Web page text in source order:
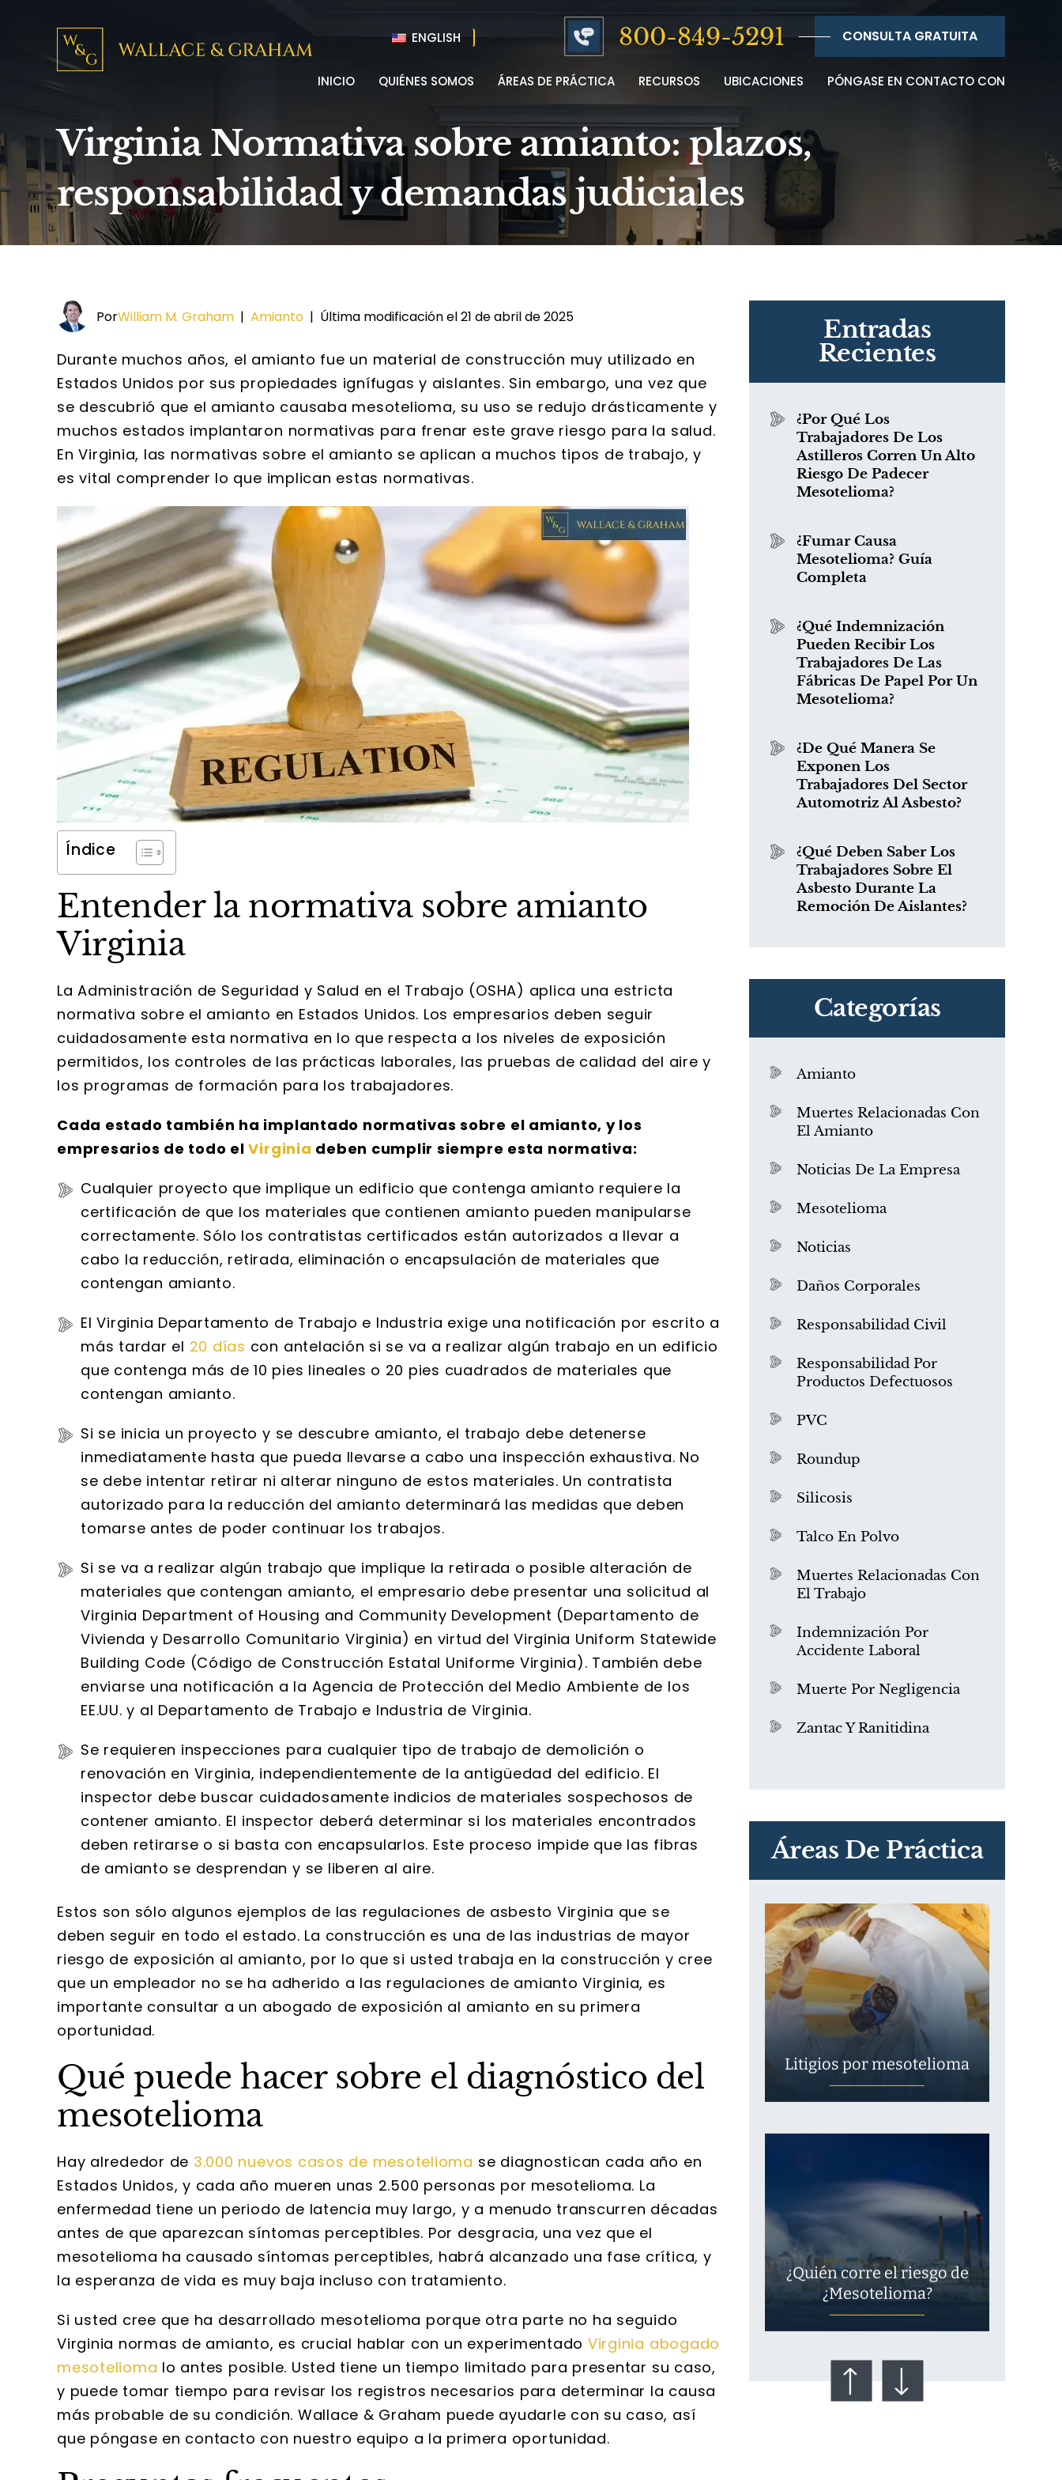
ENGLISH 800-849-5291 CONSULTA GRATUITA
INICIO QUIÉNES SOMOS ÁREAS DE PRÁCTICA RECURSOS UBICACIONES PÓNGASE EN CONTACTO CON
Virginia Normativa sobre amianto: plazos,
responsabilidad y demandas judiciales
PorWilliam M. Graham | Amianto | Última modificación el 21 de abril de 2025
Durante muchos años, el amianto fue un material de construcción muy utilizado en
Estados Unidos por sus propiedades ignífugas y aislantes. Sin embargo, una vez que
se descubrió que el amianto causaba mesotelioma, su uso se redujo drásticamente y
muchos estados implantaron normativas para frenar este grave riesgo para la salud.
En Virginia, las normativas sobre el amianto se aplican a muchos tipos de trabajo, y
es vital comprender lo que implican estas normativas.
Índice
Entender la normativa sobre amianto
Virginia
La Administración de Seguridad y Salud en el Trabajo (OSHA) aplica una estricta
normativa sobre el amianto en Estados Unidos. Los empresarios deben seguir
cuidadosamente esta normativa en lo que respecta a los niveles de exposición
permitidos, los controles de las prácticas laborales, las pruebas de calidad del aire y
los programas de formación para los trabajadores.
Cada estado también ha implantado normativas sobre el amianto, y los
empresarios de todo elVirginia deben cumplir siempre esta normativa:
Cualquier proyecto que implique un edificio que contenga amianto requiere la
certificación de que los materiales que contienen amianto pueden manipularse
correctamente. Sólo los contratistas certificados están autorizados a llevar a
cabo la reducción, retirada, eliminación o encapsulación de materiales que
contengan amianto.
El Virginia Departamento de Trabajo e Industria exige una notificación por escrito a
más tardar el 20 días con antelación si se va a realizar algún trabajo en un edificio
que contenga más de 10 pies lineales o 20 pies cuadrados de materiales que
contengan amianto.
Si se inicia un proyecto y se descubre amianto, el trabajo debe detenerse
inmediatamente hasta que pueda llevarse a cabo una inspección exhaustiva. No
se debe intentar retirar ni alterar ninguno de estos materiales. Un contratista
autorizado para la reducción del amianto determinará las medidas que deben
tomarse antes de poder continuar los trabajos.
Si se va a realizar algún trabajo que implique la retirada o posible alteración de
materiales que contengan amianto, el empresario debe presentar una solicitud al
Virginia Department of Housing and Community Development (Departamento de
Vivienda y Desarrollo Comunitario Virginia) en virtud del Virginia Uniform Statewide
Building Code (Código de Construcción Estatal Uniforme Virginia). También debe
enviarse una notificación a la Agencia de Protección del Medio Ambiente de los
EE.UU. y al Departamento de Trabajo e Industria de Virginia.
Se requieren inspecciones para cualquier tipo de trabajo de demolición o
renovación en Virginia, independientemente de la antigüedad del edificio. El
inspector debe buscar cuidadosamente indicios de materiales sospechosos de
contener amianto. El inspector deberá determinar si los materiales encontrados
deben retirarse o si basta con encapsularlos. Este proceso impide que las fibras
de amianto se desprendan y se liberen al aire.
Estos son sólo algunos ejemplos de las regulaciones de asbesto Virginia que se
deben seguir en todo el estado. La construcción es una de las industrias de mayor
riesgo de exposición al amianto, por lo que si usted trabaja en la construcción y cree
que un empleador no se ha adherido a las regulaciones de amianto Virginia, es
importante consultar a un abogado de exposición al amianto en su primera
oportunidad.
Qué puede hacer sobre el diagnóstico del
mesotelioma
Hay alrededor de 3.000 nuevos casos de mesotelioma se diagnostican cada año en
Estados Unidos, y cada año mueren unas 2.500 personas por mesotelioma. La
enfermedad tiene un periodo de latencia muy largo, y a menudo transcurren décadas
antes de que aparezcan síntomas perceptibles. Por desgracia, una vez que el
mesotelioma ha causado síntomas perceptibles, habrá alcanzado una fase crítica, y
la esperanza de vida es muy baja incluso con tratamiento.
Si usted cree que ha desarrollado mesotelioma porque otra parte no ha seguido
Virginia normas de amianto, es crucial hablar con un experimentado Virginia abogado
mesotelioma lo antes posible. Usted tiene un tiempo limitado para presentar su caso,
y puede tomar tiempo para revisar los registros necesarios para determinar la causa
más probable de su condición. Wallace & Graham puede ayudarle con su caso, así
que póngase en contacto con nuestro equipo a la primera oportunidad.
Entradas
Recientes
¿Por Qué Los
Trabajadores De Los
Astilleros Corren Un Alto
Riesgo De Padecer
Mesotelioma?
¿Fumar Causa
Mesotelioma? Guía
Completa
¿Qué Indemnización
Pueden Recibir Los
Trabajadores De Las
Fábricas De Papel Por Un
Mesotelioma?
¿De Qué Manera Se
Exponen Los
Trabajadores Del Sector
Automotriz Al Asbesto?
¿Qué Deben Saber Los
Trabajadores Sobre El
Asbesto Durante La
Remoción De Aislantes?
Categorías
Amianto
Muertes Relacionadas Con
El Amianto
Noticias De La Empresa
Mesotelioma
Noticias
Daños Corporales
Responsabilidad Civil
Responsabilidad Por
Productos Defectuosos
PVC
Roundup
Silicosis
Talco En Polvo
Muertes Relacionadas Con
El Trabajo
Indemnización Por
Accidente Laboral
Muerte Por Negligencia
Zantac Y Ranitidina
Áreas De Práctica
¿Qué es el mesotelioma?
Litigios por mesotelioma
¿Quién corre el riesgo de
¿Mesotelioma?